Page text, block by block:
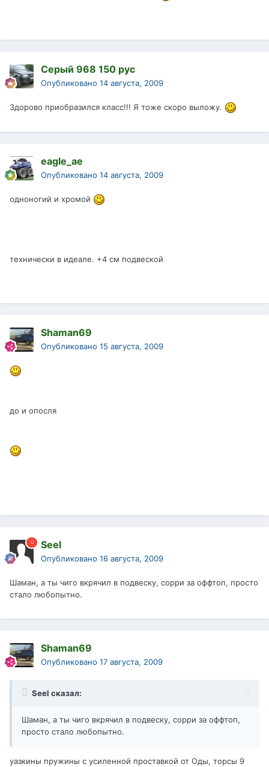
Серый 968 150 рус
Опубликовано 14 августа, 2009
Здорово приобразился класс!!! Я тоже скоро выложу.
eagle_ae
Опубликовано 14 августа, 2009
одноногий и хромой
технически в идеале. +4 см подвеской
Shaman69
Опубликовано 15 августа, 2009
до и опосля
Seel
Опубликовано 16 августа, 2009
Шаман, а ты чиго вкрячил в подвеску, сорри за оффтоп, просто
стало любопытно.
Shaman69
Опубликовано 17 августа, 2009
Seel сказал:
Шаман, а ты чиго вкрячил в подвеску, сорри за оффтоп,
просто стало любопытно.
уазкины пружины с усиленной проставкой от Оды, торсы 9